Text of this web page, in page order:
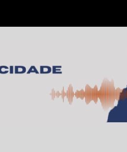
Monlevade recebe pocket-show